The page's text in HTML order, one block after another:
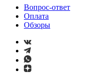
Вопрос-ответ
Оплата
Обзоры